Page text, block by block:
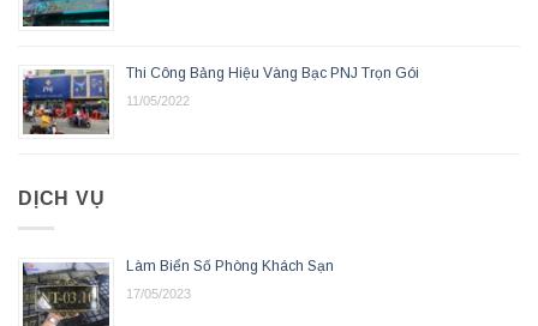
Thi Công Bảng Hiệu Vàng Bạc PNJ Trọn Gói
11/05/2022
DỊCH VỤ
Làm Biển Số Phòng Khách Sạn
17/05/2023